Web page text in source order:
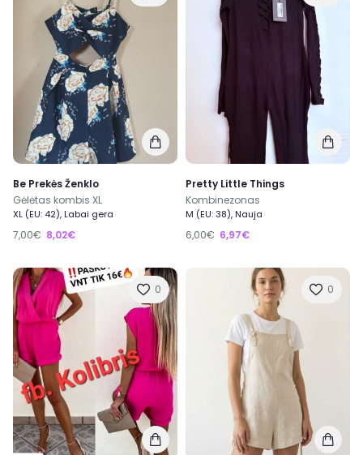
Be Prekės Ženklo
Gėlėtas kombis XL
XL (EU: 42), Labai gera
7,00€ 8,02€
Pretty Little Things
Kombinezonas
M (EU: 38), Nauja
6,00€ 6,97€
0 0